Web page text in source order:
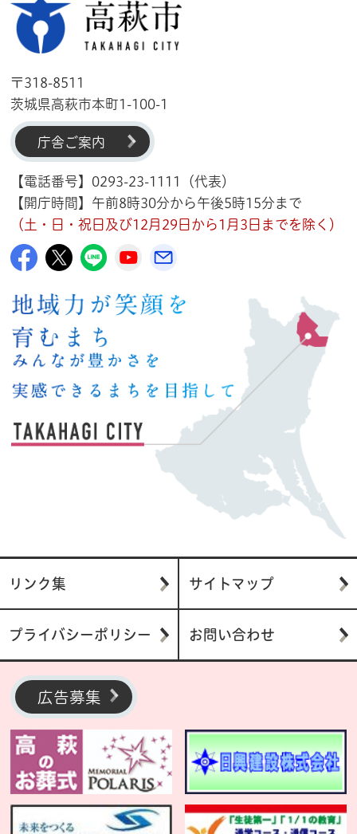
〒318-8511
茨城県高萩市本町1-100-1
庁舎ご案内
【電話番号】0293-23-1111（代表）
【開庁時間】午前8時30分から午後5時15分まで
（土・日・祝日及び12月29日から1月3日までを除く）
高萩市公式Facebook
高萩市公式X
高萩市公式LINE
高萩市YouTube公式チャンネル
リンク集 サイトマップ
プライバシーポリシー お問い合わせ
広告募集